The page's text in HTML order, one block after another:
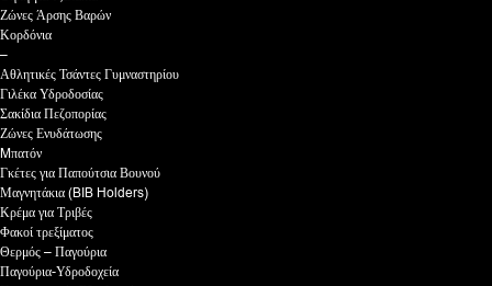
Ζώνες Άρσης Βαρών
Κορδόνια
–
Αθλητικές Τσάντες Γυμναστηρίου
Γιλέκα Υδροδοσίας
Σακίδια Πεζοπορίας
Ζώνες Ενυδάτωσης
Mπατόν
Γκέτες για Παπούτσια Βουνού
Μαγνητάκια (BIB Holders)
Κρέμα για Τριβές
Φακοί τρεξίματος
Θερμός – Παγούρια
Παγούρια-Υδροδοχεία